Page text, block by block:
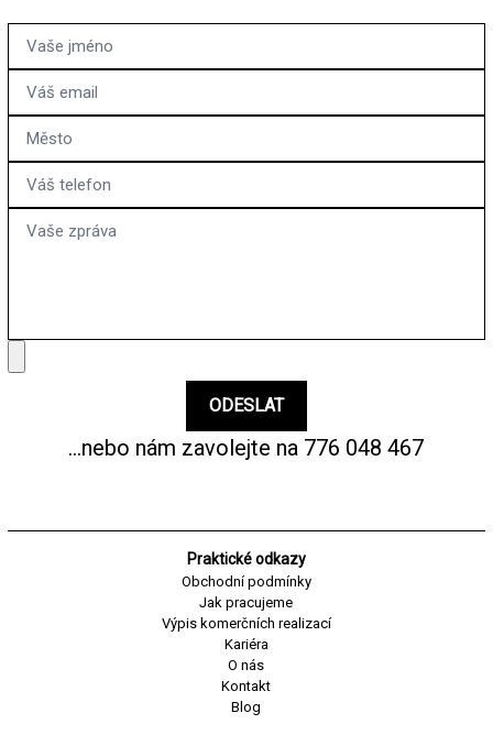
...nebo nám zavolejte na 776 048 467
Praktické odkazy
Obchodní podmínky
Jak pracujeme
Výpis komerčních realizací
Kariéra
O nás
Kontakt
Blog